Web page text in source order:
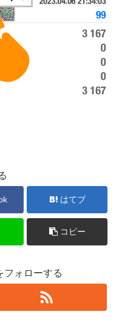
はてブ
コピー
フォローする